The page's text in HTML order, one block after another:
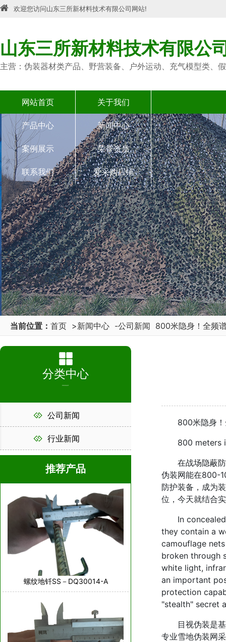
欢迎您访问山东三所新材料技术有限公司网站!
山东三所新材料技术有限公
主营：伪装器材类产品、野营装备、户外运动、充气模型类、
网站首页 关于我们
产品中心 新闻中心
案例展示 荣誉资质
联系我们 爱采购店铺
当前位置： 首页 >新闻中心 -公司新闻 800米隐身！全频
800米隐身！
800 meters
在战场隐蔽防
伪装网能在800-
防护装备，成为
位，今天就结合
In concealed
they contain a
camouflage
broken through
white light,
an important
protection
"stealth" secret
目视伪装是基
专业雪地伪装网
分类中心
PRODUCT
公司新闻
行业新闻
推荐产品
螺纹地钎SS－DQ30014-A